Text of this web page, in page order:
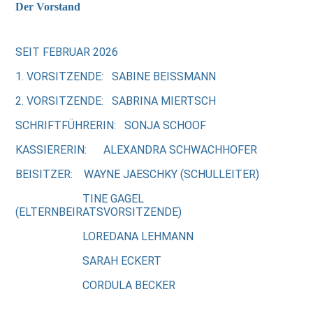
Der Vorstand
SEIT FEBRUAR 2026
1. VORSITZENDE: SABINE BEISSMANN
2. VORSITZENDE: SABRINA MIERTSCH
SCHRIFTFÜHRERIN: SONJA SCHOOF
KASSIERERIN: ALEXANDRA SCHWACHHOFER
BEISITZER: WAYNE JAESCHKY (SCHULLEITER)
TINE GAGEL
(ELTERNBEIRATSVORSITZENDE)
LOREDANA LEHMANN
SARAH ECKERT
CORDULA BECKER